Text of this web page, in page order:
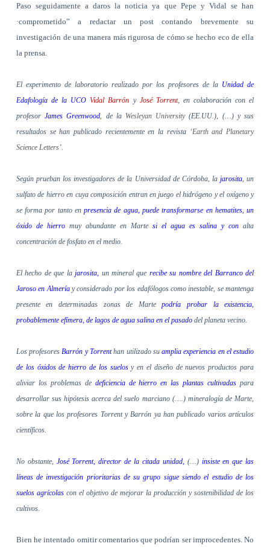
Paso seguidamente a daros la noticia ya que Pepe y Vidal se han
·comprometido” a redactar un post contando brevemente su
investigación de una manera más rigurosa de cómo se hecho eco de ella
la prensa.
El experimento de laboratorio realizado por los profesores de la Unidad de
Edafología de la UCOVidal Barrón y José Torrent, en colaboración con el
profesorJames Greenwood, de la Wesleyan University(EE.UU.), (…) y sus
resultados se han publicado recientemente en la revista ‘Earth and Planetary
Science Letters’.
Según prueban los investigadores de la Universidad de Córdoba, la jarosita, un
sulfato de hierro en cuya composición entran en juego el hidrógeno y el oxígeno y
se forma por tanto enpresencia de agua, puede transformarse en hematites, un
óxido de hierro muy abundante en Martesi el agua es salina y con alta
concentración de fosfato en el medio.
El hecho de que lajarosita, un mineral que recibe su nombre del Barranco del
Jaroso en Almeríay considerado por los edafólogos como inestable, se mantenga
presente en determinadas zonas de Martepodría probar la existencia,
probablemente efímera, de lagos de agua salina en el pasadodel planeta vecino.
Los profesoresBarrón y Torrenthan utilizado suamplia experiencia en el estudio
de los óxidos de hierro de los suelosy en el diseño de nuevos productos para
aliviar los problemas de deficiencia de hierro en las plantas cultivadas para
desarrollar sus hipótesis acerca del suelo marciano (….) mineralogía de Marte,
sobre la que los profesores Torrent y Barrón ya han publicado varios artículos
científicos.
No obstante, José Torrent, director de la citada unidad,(…) insiste en que las
líneas de investigación prioritarias de su grupo sigue siendo el estudio de los
suelos agrícolas con el objetivo de mejorar la producción y sostenibilidad de los
cultivos.
Bien he intentado omitir comentarios que podrían ser improcedentes. No